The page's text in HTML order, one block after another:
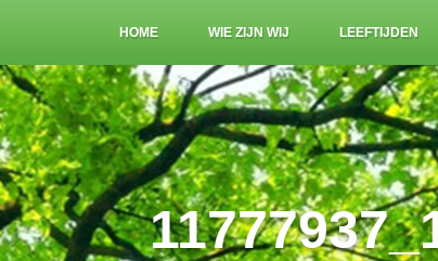
HOME WIE ZIJN WIJ LEEFTIJDEN